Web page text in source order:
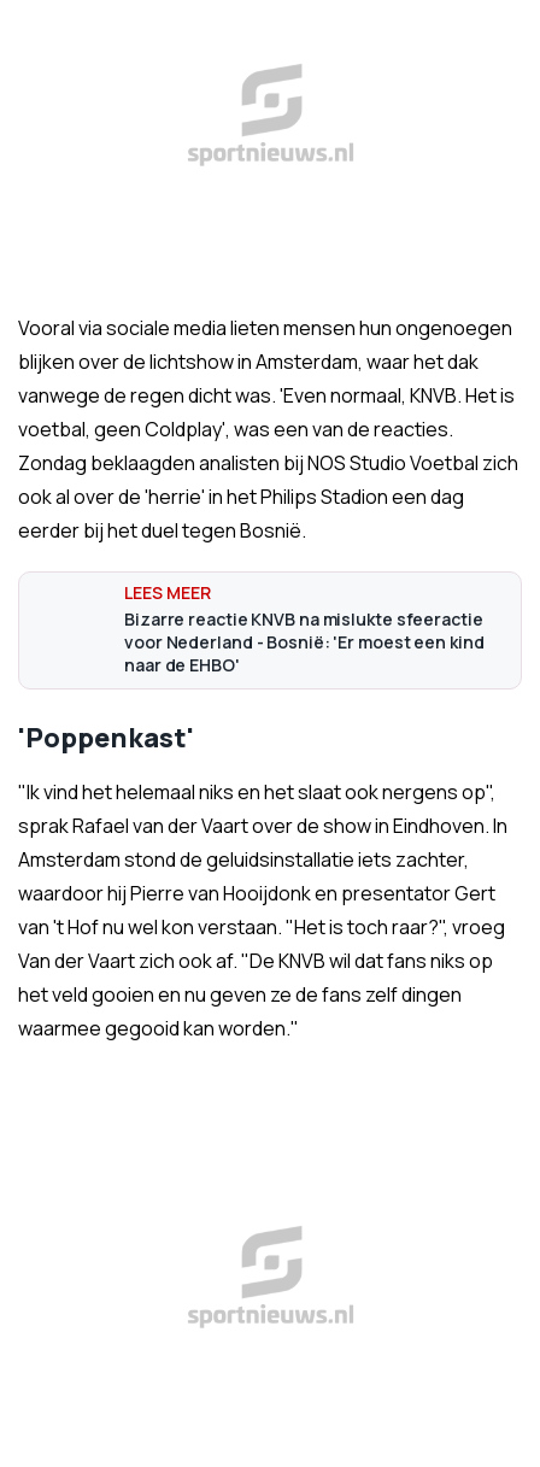
Vooral via sociale media lieten mensen hun ongenoegen
blijken over de lichtshow in Amsterdam, waar het dak
vanwege de regen dicht was. 'Even normaal, KNVB. Het is
voetbal, geen Coldplay', was een van de reacties.
Zondag beklaagden analisten bij NOS Studio Voetbal zich
ook al over de 'herrie' in het Philips Stadion een dag
eerder bij het duel tegen Bosnië.
Bizarre reactie KNVB na mislukte sfeeractie
voor Nederland - Bosnië: 'Er moest een kind
naar de EHBO'
'Poppenkast'
"Ik vind het helemaal niks en het slaat ook nergens op",
sprak Rafael van der Vaart over de show in Eindhoven. In
Amsterdam stond de geluidsinstallatie iets zachter,
waardoor hij Pierre van Hooijdonk en presentator Gert
van 't Hof nu wel kon verstaan. "Het is toch raar?", vroeg
Van der Vaart zich ook af. "De KNVB wil dat fans niks op
het veld gooien en nu geven ze de fans zelf dingen
waarmee gegooid kan worden."